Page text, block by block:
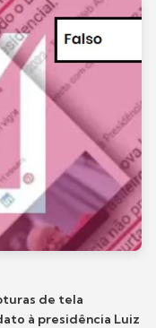
de tela
à presidência Luiz